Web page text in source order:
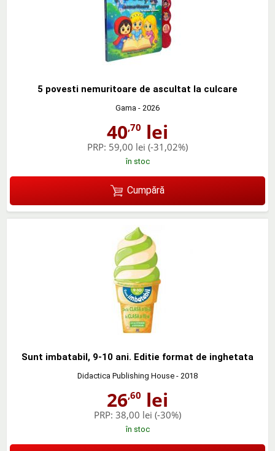
5 povesti nemuritoare de ascultat la culcare
Gama - 2026
40,70 lei
PRP: 59,00 lei (-31,02%)
în stoc
Cumpără
Sunt imbatabil, 9-10 ani. Editie format de inghetata
Didactica Publishing House - 2018
26,60 lei
PRP: 38,00 lei (-30%)
în stoc